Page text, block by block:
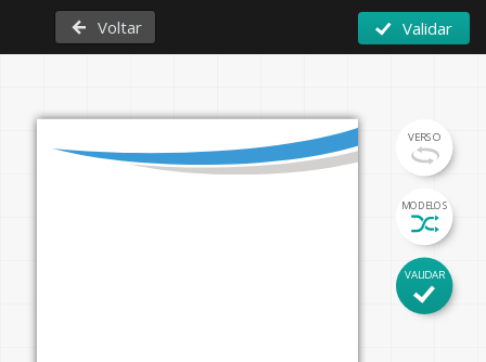
Voltar Validar
VERSO
MODELOS
VALIDAR